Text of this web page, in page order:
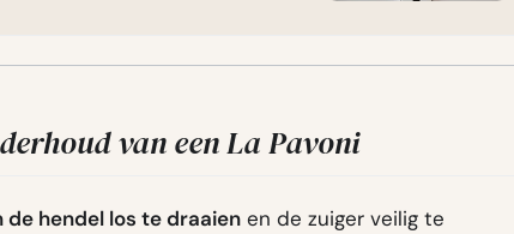
van een La Pavoni
de hendel los te draaien en de zuiger veilig te